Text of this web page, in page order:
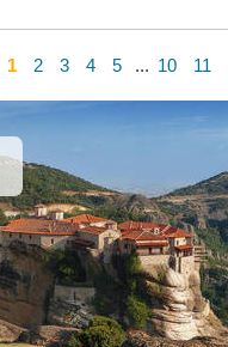
1 2 3 4 5 ... 10 11